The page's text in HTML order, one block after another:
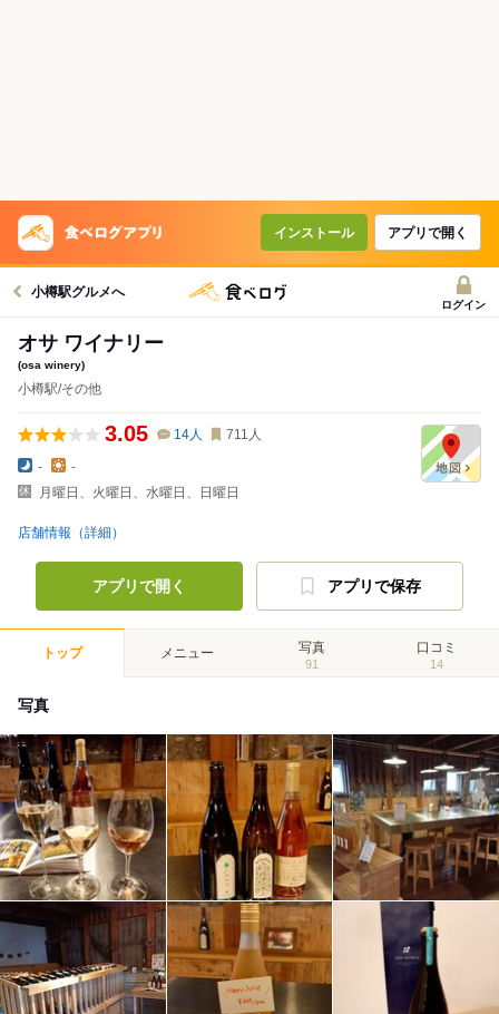
インストール アプリで開く
小樽駅グルメへ
ログイン
オサ ワイナリー
(osa winery)
小樽駅/その他
3.05 14人 711 人
-
-
月曜日、火曜日、水曜日、日曜日
店舗情報（詳細）
アプリで開く アプリで保存
トップ メニュー 写真
91
口コミ
14
写真